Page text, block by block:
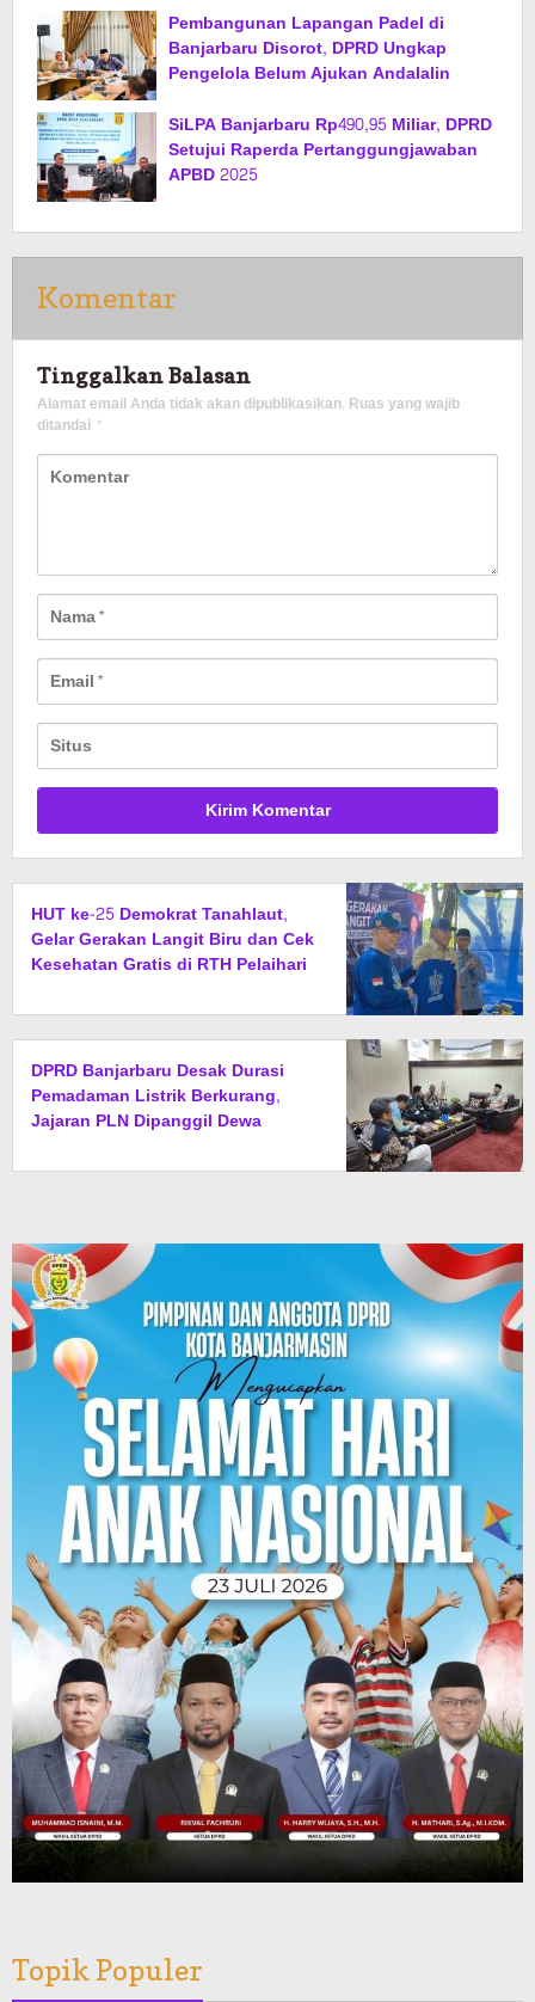
Pembangunan Lapangan Padel di
Banjarbaru Disorot, DPRD Ungkap
Pengelola Belum Ajukan Andalalin
SiLPA Banjarbaru Rp490,95 Miliar, DPRD
Setujui Raperda Pertanggungjawaban
APBD 2025
Komentar
Tinggalkan Balasan
Alamat email Anda tidak akan dipublikasikan. Ruas yang wajib
ditandai *
HUT ke-25 Demokrat Tanahlaut,
Gelar Gerakan Langit Biru dan Cek
Kesehatan Gratis di RTH Pelaihari
DPRD Banjarbaru Desak Durasi
Pemadaman Listrik Berkurang,
Jajaran PLN Dipanggil Dewa
Topik Populer